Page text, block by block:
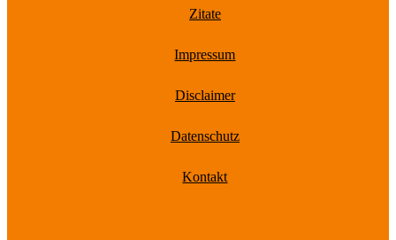
Zitate
Impressum
Disclaimer
Datenschutz
Kontakt